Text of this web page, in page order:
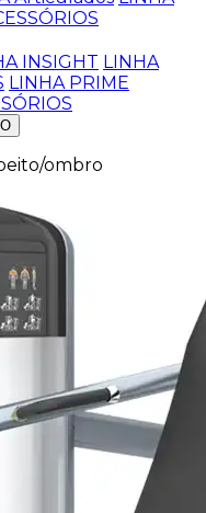
INSIGHT LINHA
LINHA PRIME
ombro